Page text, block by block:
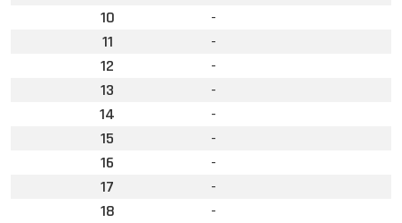
10
-
11
-
12
-
13
-
14
-
15
-
16
-
17
-
18
-